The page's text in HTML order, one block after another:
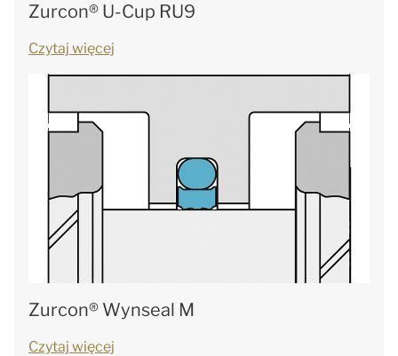
Zurcon® U-Cup RU9
Czytaj więcej
Zurcon® Wynseal M
Czytaj więcej